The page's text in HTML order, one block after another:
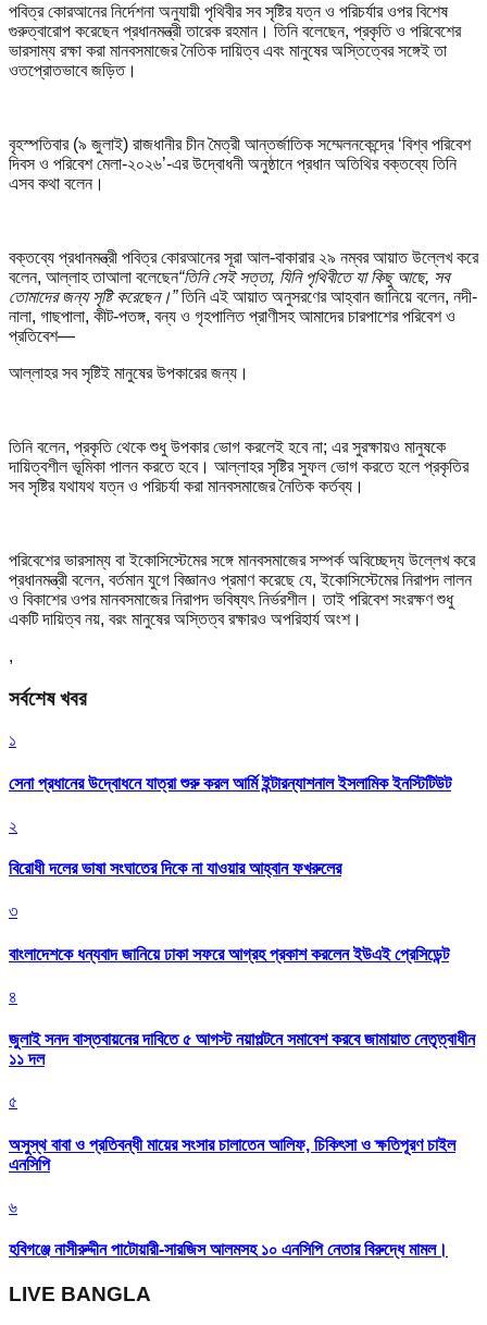
পবিত্র কোরআনের নির্দেশনা অনুযায়ী পৃথিবীর সব সৃষ্টির যত্ন ও পরিচর্যার ওপর বিশেষ
গুরুত্বারোপ করেছেন প্রধানমন্ত্রী তারেক রহমান। তিনি বলেছেন, প্রকৃতি ও পরিবেশের
ভারসাম্য রক্ষা করা মানবসমাজের নৈতিক দায়িত্ব এবং মানুষের অস্তিত্বের সঙ্গেই তা
ওতপ্রোতভাবে জড়িত।
বৃহস্পতিবার (৯ জুলাই) রাজধানীর চীন মৈত্রী আন্তর্জাতিক সম্মেলনকেন্দ্রে ‘বিশ্ব পরিবেশ
দিবস ও পরিবেশ মেলা-২০২৬’-এর উদ্বোধনী অনুষ্ঠানে প্রধান অতিথির বক্তব্যে তিনি
এসব কথা বলেন।
বক্তব্যে প্রধানমন্ত্রী পবিত্র কোরআনের সূরা আল-বাকারার ২৯ নম্বর আয়াত উল্লেখ করে
বলেন, আল্লাহ তাআলা বলেছেন“তিনি সেই সত্তা, যিনি পৃথিবীতে যা কিছু আছে, সব
তোমাদের জন্য সৃষ্টি করেছেন।”তিনি এই আয়াত অনুসরণের আহ্বান জানিয়ে বলেন, নদী-
নালা, গাছপালা, কীট-পতঙ্গ, বন্য ও গৃহপালিত প্রাণীসহ আমাদের চারপাশের পরিবেশ ও
প্রতিবেশ—
আল্লাহর সব সৃষ্টিই মানুষের উপকারের জন্য।
তিনি বলেন, প্রকৃতি থেকে শুধু উপকার ভোগ করলেই হবে না; এর সুরক্ষায়ও মানুষকে
দায়িত্বশীল ভূমিকা পালন করতে হবে। আল্লাহর সৃষ্টির সুফল ভোগ করতে হলে প্রকৃতির
সব সৃষ্টির যথাযথ যত্ন ও পরিচর্যা করা মানবসমাজের নৈতিক কর্তব্য।
পরিবেশের ভারসাম্য বা ইকোসিস্টেমের সঙ্গে মানবসমাজের সম্পর্ক অবিচ্ছেদ্য উল্লেখ করে
প্রধানমন্ত্রী বলেন, বর্তমান যুগে বিজ্ঞানও প্রমাণ করেছে যে, ইকোসিস্টেমের নিরাপদ লালন
ও বিকাশের ওপর মানবসমাজের নিরাপদ ভবিষ্যৎ নির্ভরশীল। তাই পরিবেশ সংরক্ষণ শুধু
একটি দায়িত্ব নয়, বরং মানুষের অস্তিত্ব রক্ষারও অপরিহার্য অংশ।
,
সর্বশেষ খবর
১
সেনা প্রধানের উদ্বোধনে যাত্রা শুরু করল আর্মি ইন্টারন্যাশনাল ইসলামিক ইনস্টিটিউট
২
বিরোধী দলের ভাষা সংঘাতের দিকে না যাওয়ার আহ্বান ফখরুলের
৩
বাংলাদেশকে ধন্যবাদ জানিয়ে ঢাকা সফরে আগ্রহ প্রকাশ করলেন ইউএই প্রেসিডেন্ট
৪
জুলাই সনদ বাস্তবায়নের দাবিতে ৫ আগস্ট নয়াপল্টনে সমাবেশ করবে জামায়াত নেতৃত্বাধীন
১১ দল
৫
অসুস্থ বাবা ও প্রতিবন্ধী মায়ের সংসার চালাতেন আলিফ, চিকিৎসা ও ক্ষতিপূরণ চাইল
এনসিপি
৬
হবিগঞ্জে নাসীরুদ্দীন পাটোয়ারী-সারজিস আলমসহ ১০ এনসিপি নেতার বিরুদ্ধে মামল।
LIVE BANGLA